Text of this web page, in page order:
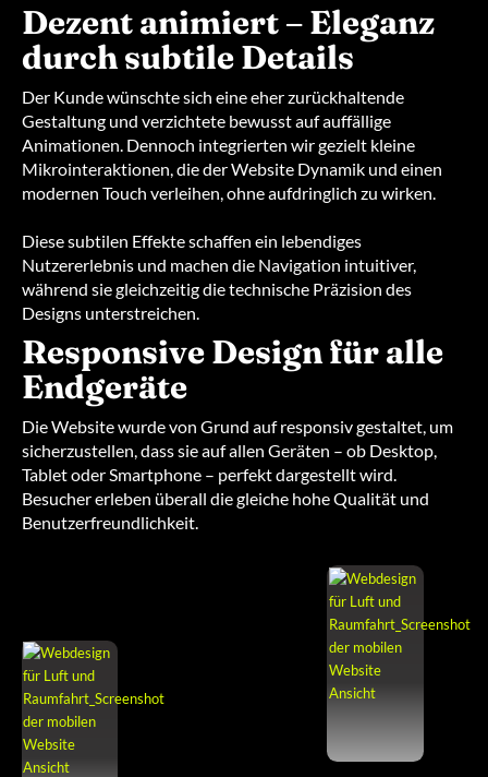
Dezent animiert – Eleganz
durch subtile Details
Der Kunde wünschte sich eine eher zurückhaltende
Gestaltung und verzichtete bewusst auf auffällige
Animationen. Dennoch integrierten wir gezielt kleine
Mikrointeraktionen, die der Website Dynamik und einen
modernen Touch verleihen, ohne aufdringlich zu wirken.
Diese subtilen Effekte schaffen ein lebendiges
Nutzererlebnis und machen die Navigation intuitiver,
während sie gleichzeitig die technische Präzision des
Designs unterstreichen.
Responsive Design für alle
Endgeräte
Die Website wurde von Grund auf responsiv gestaltet, um
sicherzustellen, dass sie auf allen Geräten – ob Desktop,
Tablet oder Smartphone – perfekt dargestellt wird.
Besucher erleben überall die gleiche hohe Qualität und
Benutzerfreundlichkeit.